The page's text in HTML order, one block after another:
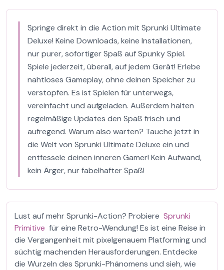
Springe direkt in die Action mit Sprunki Ultimate
Deluxe! Keine Downloads, keine Installationen,
nur purer, sofortiger Spaß auf Spunky Spiel.
Spiele jederzeit, überall, auf jedem Gerät! Erlebe
nahtloses Gameplay, ohne deinen Speicher zu
verstopfen. Es ist Spielen für unterwegs,
vereinfacht und aufgeladen. Außerdem halten
regelmäßige Updates den Spaß frisch und
aufregend. Warum also warten? Tauche jetzt in
die Welt von Sprunki Ultimate Deluxe ein und
entfessele deinen inneren Gamer! Kein Aufwand,
kein Ärger, nur fabelhafter Spaß!
Lust auf mehr Sprunki-Action? Probiere Sprunki
Primitive für eine Retro-Wendung! Es ist eine Reise in
die Vergangenheit mit pixelgenauem Platforming und
süchtig machenden Herausforderungen. Entdecke
die Wurzeln des Sprunki-Phänomens und sieh, wie